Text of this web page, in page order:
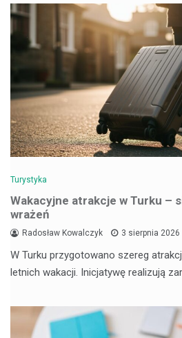
Turystyka
Wakacyjne atrakcje w Turku –
wrażeń
Radosław Kowalczyk 3 sierpnia 2026
W Turku przygotowano szereg
letnich wakacji. Inicjatywę realizują